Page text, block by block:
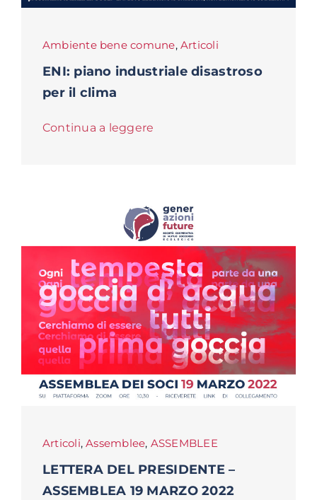
Ambiente bene comune, Articoli
ENI: piano industriale disastroso
per il clima
Continua a leggere
Articoli,Assemblee, ASSEMBLEE
LETTERA DEL PRESIDENTE –
ASSEMBLEA 19 MARZO 2022